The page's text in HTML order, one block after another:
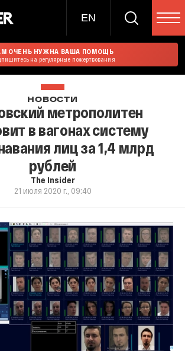
EN
ОЧЕНЬ НУЖНА ВАША ПОМОЩЬ
на регулярные пожертвования
НОВОСТИ
метрополитен
в вагонах систему
лиц за 1,4 млрд
рублей
The Insider
21 июля 2020 г., 09:40